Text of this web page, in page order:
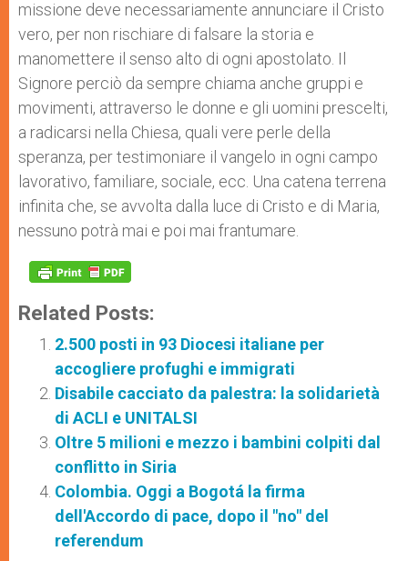
missione deve necessariamente annunciare il Cristo
vero, per non rischiare di falsare la storia e
manomettere il senso alto di ogni apostolato. Il
Signore perciò da sempre chiama anche gruppi e
movimenti, attraverso le donne e gli uomini prescelti,
a radicarsi nella Chiesa, quali vere perle della
speranza, per testimoniare il vangelo in ogni campo
lavorativo, familiare, sociale, ecc. Una catena terrena
infinita che, se avvolta dalla luce di Cristo e di Maria,
nessuno potrà mai e poi mai frantumare.
Related Posts:
2.500 posti in 93 Diocesi italiane per
accogliere profughi e immigrati
Disabile cacciato da palestra: la solidarietà
di ACLI e UNITALSI
Oltre 5 milioni e mezzo i bambini colpiti dal
conflitto in Siria
Colombia. Oggi a Bogotá la firma
dell'Accordo di pace, dopo il "no" del
referendum